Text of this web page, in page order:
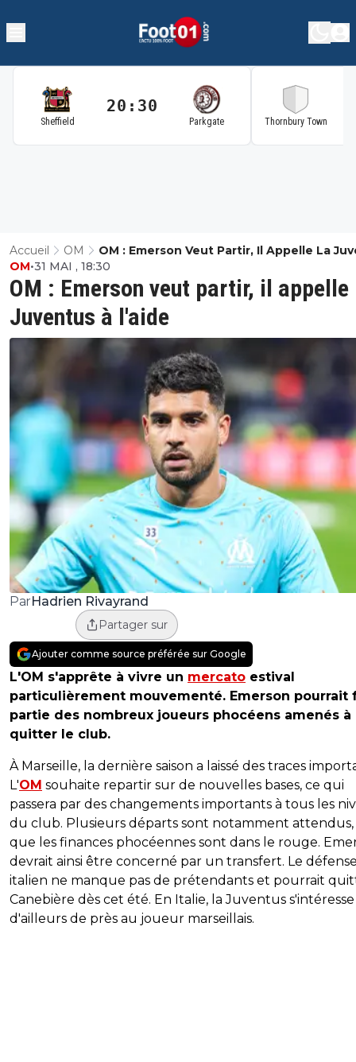
Sheffield
20:30
Parkgate Thornbury Town
Accueil OM
OM : Emerson Veut Partir, Il Appelle La
À L'aide
OM : Emerson veut partir, il appelle
Juventus à l'aide
OM•31 MAI , 18:30
ParHadrien Rivayrand
Partager sur
Ajouter comme source préférée sur Google
L'OM s'apprête à vivre un mercato estival
particulièrement mouvementé. Emerson pourrait
partie des nombreux joueurs phocéens amenés à
quitter le club.
À Marseille, la dernière saison a laissé des traces
L'OM souhaite repartir sur de nouvelles bases, ce qui
passera par des changements importants à tous les
du club. Plusieurs départs sont notamment attendus,
que les finances phocéennes sont dans le rouge.
devrait ainsi être concerné par un transfert. Le
italien ne manque pas de prétendants et pourrait
Canebière dès cet été. En Italie, la Juventus s'intéresse
d'ailleurs de près au joueur marseillais.